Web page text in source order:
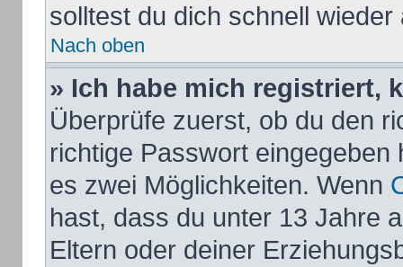
solltest du dich schnell
Nach oben
» Ich habe mich registriert,
Überprüfe zuerst, ob du den
richtige Passwort
es zwei Möglichkeiten. Wenn
hast, dass du unter 13 Jahre
Eltern oder deiner